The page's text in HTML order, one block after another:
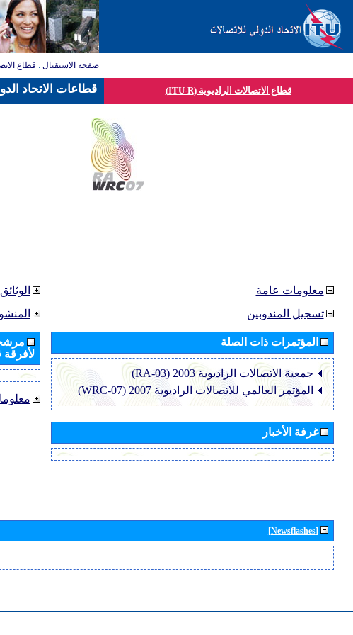
صفحة الاستقبال: قطاع
قطاع الاتصالات الراديوية (ITU-R)
الوثائق
لأفرقة
معلومات عامة
تسجيل المندوبين
المؤتمرات ذات الصلة
جمعية الاتصالات الراديوية 2003 (RA-03)
المؤتمر العالمي للاتصالات الراديوية 2007 (WRC-07)
غرفة الأخبار
[Newsflashes]
قطاعات الاتحاد